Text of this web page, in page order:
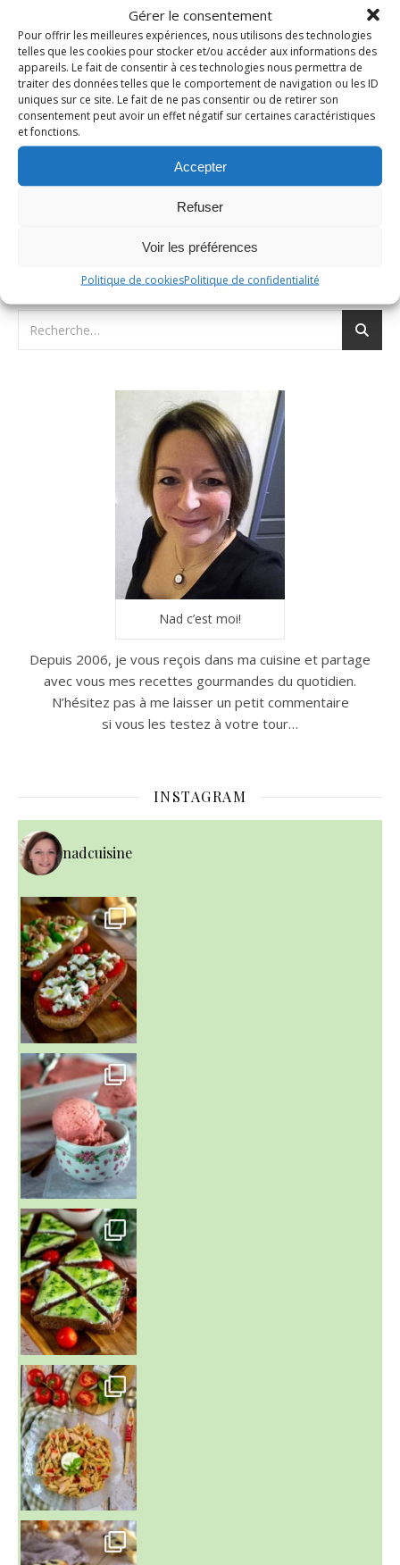
Gérer le consentement
Pour offrir les meilleures expériences, nous utilisons des technologies
telles que les cookies pour stocker et/ou accéder aux informations des
appareils. Le fait de consentir à ces technologies nous permettra de
traiter des données telles que le comportement de navigation ou les ID
uniques sur ce site. Le fait de ne pas consentir ou de retirer son
consentement peut avoir un effet négatif sur certaines caractéristiques
et fonctions.
Accepter
Refuser
Voir les préférences
Politique de cookiesPolitique de confidentialité
Gougères au fromage de
brebis fourrées au foie gras
22 juin 2009 / Aucun commentaire
RECHERCHER
Nad c’est moi!
Depuis 2006, je vous reçois dans ma cuisine et partage
avec vous mes recettes gourmandes du quotidien.
N’hésitez pas à me laisser un petit commentaire
si vous les testez à votre tour…
INSTAGRAM
nadcuisine
~ NICE CREAM À LA FRAISE ~
Presque un mois que
~ SALADE DE PÂTES AUX DEUX TOMATES THON ET BURRA
~ FINANCIERS MYRTILLES ET CITRON ~
Aujourd'hu